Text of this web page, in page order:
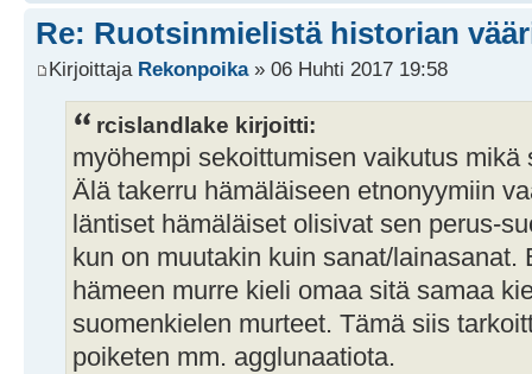
Re: Ruotsinmielistä historian
Kirjoittaja Rekonpoika» 06 Huhti 2017 19:58
rcislandlake kirjoitti:
myöhempi sekoittumisen vaikutus mikä
Älä takerru hämäläiseen etnonyymiin
läntiset hämäläiset olisivat sen perus-
kun on muutakin kuin sanat/lainasanat.
hämeen murre kieli omaa sitä samaa
suomenkielen murteet. Tämä siis
poiketen mm. agglunaatiota.